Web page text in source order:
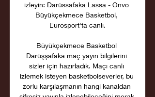
izleyin: Darüssafaka Lassa - Onvo
Büyükçekmece Basketbol,
Eurosport'ta canlı.
Büyükçekmece Basketbol
Darüşşafaka maç yayın bilgilerini
sizler için hazırladık. Maçı canlı
izlemek isteyen basketbolseverler, bu
zorlu karşılaşmanın hangi kanaldan